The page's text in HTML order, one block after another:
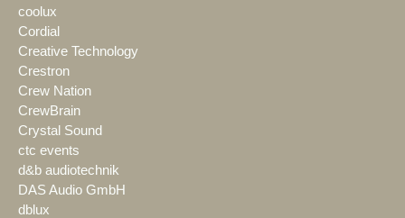
coolux
Cordial
Creative Technology
Crestron
Crew Nation
CrewBrain
Crystal Sound
ctc events
d&b audiotechnik
DAS Audio GmbH
dblux